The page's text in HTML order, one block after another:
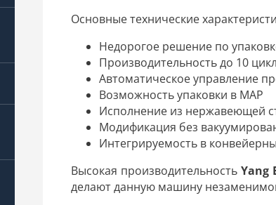
Основные технические
Недорогое решение по
Производительность до 10
Автоматическое управление
Возможность упаковки в MAP
Исполнение из нержавеющей
Модификация без
Интегрируемость в
Высокая производительность Yang
делают данную машину